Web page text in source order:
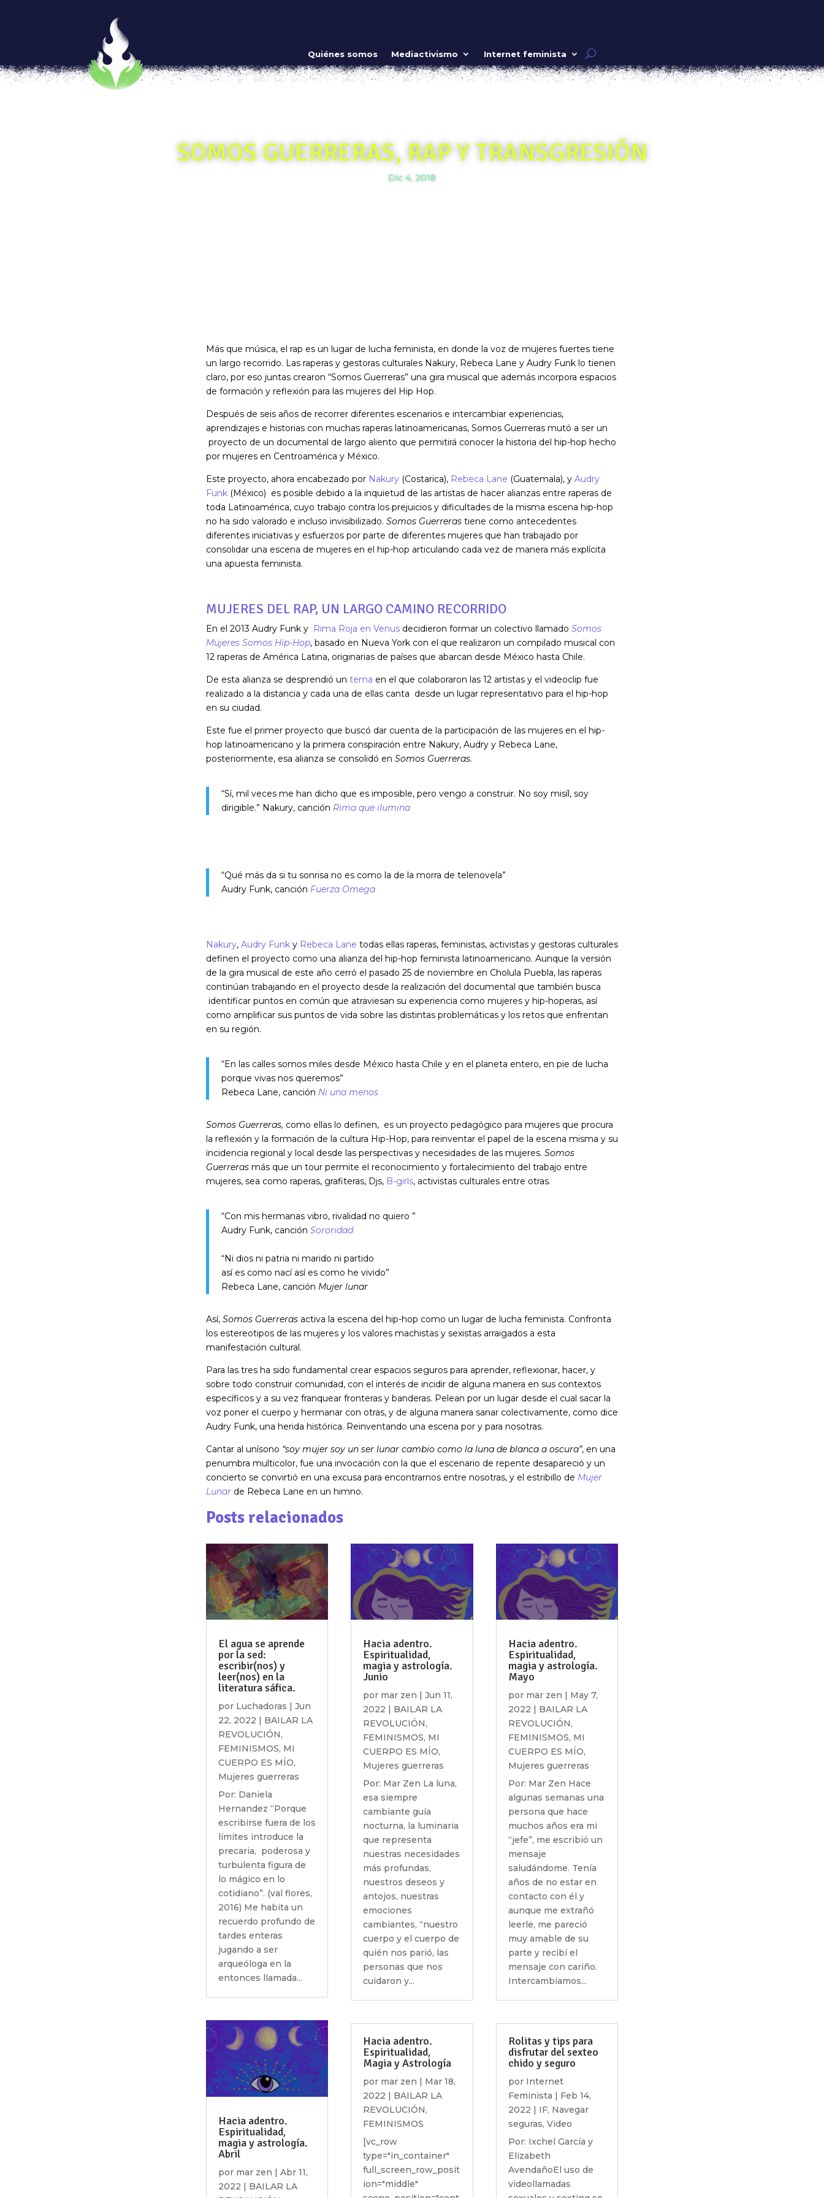
Quiénes somos Mediactivismo Internet feminista
SOMOS GUERRERAS, RAP Y TRANSGRESIÓN
Dic 4, 2018
Más que música, el rap es un lugar de lucha feminista, en donde la voz de mujeres fuertes tiene
un largo recorrido. Las raperas y gestoras culturales Nakury, Rebeca Lane y Audry Funk lo tienen
claro, por eso juntas crearon “Somos Guerreras” una gira musical que además incorpora espacios
de formación y reflexión para las mujeres del Hip Hop.
Después de seis años de recorrer diferentes escenarios e intercambiar experiencias,
aprendizajes e historias con muchas raperas latinoamericanas, Somos Guerreras mutó a ser un
proyecto de un documental de largo aliento que permitirá conocer la historia del hip-hop hecho
por mujeres en Centroamérica y México.
Este proyecto, ahora encabezado por Nakury (Costarica), Rebeca Lane (Guatemala), y Audry
Funk (México) es posible debido a la inquietud de las artistas de hacer alianzas entre raperas de
toda Latinoamérica, cuyo trabajo contra los prejuicios y dificultades de la misma escena hip-hop
no ha sido valorado e incluso invisibilizado. Somos Guerreras tiene como antecedentes
diferentes iniciativas y esfuerzos por parte de diferentes mujeres que han trabajado por
consolidar una escena de mujeres en el hip-hop articulando cada vez de manera más explícita
una apuesta feminista.
MUJERES DEL RAP, UN LARGO CAMINO RECORRIDO
En el 2013 Audry Funk y Rima Roja en Venus decidieron formar un colectivo llamado Somos
Mujeres Somos Hip-Hop, basado en Nueva York con el que realizaron un compilado musical con
12 raperas de América Latina, originarias de países que abarcan desde México hasta Chile.
De esta alianza se desprendió un tema en el que colaboraron las 12 artistas y el videoclip fue
realizado a la distancia y cada una de ellas canta desde un lugar representativo para el hip-hop
en su ciudad.
Este fue el primer proyecto que buscó dar cuenta de la participación de las mujeres en el hip-
hop latinoamericano y la primera conspiración entre Nakury, Audry y Rebeca Lane,
posteriormente, esa alianza se consolidó en Somos Guerreras.
“Sí, mil veces me han dicho que es imposible, pero vengo a construir. No soy misíl, soy
dirigible.” Nakury, canción Rima que ilumina
“Qué más da si tu sonrisa no es como la de la morra de telenovela”
Audry Funk, canción Fuerza Omega
Nakury, Audry Funk y Rebeca Lane todas ellas raperas, feministas, activistas y gestoras culturales
definen el proyecto como una alianza del hip-hop feminista latinoamericano. Aunque la versión
de la gira musical de este año cerró el pasado 25 de noviembre en Cholula Puebla, las raperas
continúan trabajando en el proyecto desde la realización del documental que también busca
identificar puntos en común que atraviesan su experiencia como mujeres y hip-hoperas, así
como amplificar sus puntos de vida sobre las distintas problemáticas y los retos que enfrentan
en su región.
“En las calles somos miles desde México hasta Chile y en el planeta entero, en pie de lucha
porque vivas nos queremos”
Rebeca Lane, canción Ni una menos
Somos Guerreras, como ellas lo definen, es un proyecto pedagógico para mujeres que procura
la reflexión y la formación de la cultura Hip-Hop, para reinventar el papel de la escena misma y su
incidencia regional y local desde las perspectivas y necesidades de las mujeres. Somos
Guerreras más que un tour permite el reconocimiento y fortalecimiento del trabajo entre
mujeres, sea como raperas, grafiteras, Djs, B-girls, activistas culturales entre otras.
“Con mis hermanas vibro, rivalidad no quiero ”
Audry Funk, canción Sororidad
“Ni dios ni patria ni marido ni partido
así es como nací así es como he vivido”
Rebeca Lane, canción Mujer lunar
Así, Somos Guerreras activa la escena del hip-hop como un lugar de lucha feminista. Confronta
los estereotipos de las mujeres y los valores machistas y sexistas arraigados a esta
manifestación cultural.
Para las tres ha sido fundamental crear espacios seguros para aprender, reflexionar, hacer, y
sobre todo construir comunidad, con el interés de incidir de alguna manera en sus contextos
específicos y a su vez franquear fronteras y banderas. Pelean por un lugar desde el cual sacar la
voz poner el cuerpo y hermanar con otras, y de alguna manera sanar colectivamente, como dice
Audry Funk, una herida histórica. Reinventando una escena por y para nosotras.
Cantar al unísono “soy mujer soy un ser lunar cambio como la luna de blanca a oscura”, en una
penumbra multicolor, fue una invocación con la que el escenario de repente desapareció y un
concierto se convirtió en una excusa para encontrarnos entre nosotras, y el estribillo de Mujer
Lunar de Rebeca Lane en un himno.
Posts relacionados
El agua se aprende
por la sed:
escribir(nos) y
leer(nos) en la
literatura sáfica.
por Luchadoras
Jun
22, 2022
BAILAR LA
REVOLUCIÓN,
FEMINISMOS, MI
CUERPO ES MÍO,
Mujeres guerreras
Por: Daniela
Hernandez “Porque
escribirse fuera de los
límites introduce la
precaria, poderosa y
turbulenta figura de
lo mágico en lo
cotidiano”. (val flores,
2016) Me habita un
recuerdo profundo de
tardes enteras
jugando a ser
arqueóloga en la
entonces llamada...
Hacia adentro.
Espiritualidad,
magia y astrología.
Abril
por mar zen | Abr 11,
2022 | BAILAR LA
Hacia adentro.
Espiritualidad,
magia y astrología.
Junio
por mar zen |Jun 11,
2022
BAILAR LA
REVOLUCIÓN,
FEMINISMOS, MI
CUERPO ES MÍO,
Mujeres guerreras
Por: Mar Zen La luna,
esa siempre
cambiante guía
nocturna, la luminaria
que representa
nuestras necesidades
más profundas,
nuestros deseos y
antojos, nuestras
emociones
cambiantes, “nuestro
cuerpo y el cuerpo de
quién nos parió, las
personas que nos
cuidaron y...
Hacia adentro.
Espiritualidad,
Magia y Astrología
por mar zen
Mar 18,
2022
BAILAR LA
REVOLUCIÓN,
FEMINISMOS
[vc_row
type="in_container"
full_screen_row_posit
ion="middle"
Hacia adentro.
Espiritualidad,
magia y astrología.
Mayo
por mar zen
May 7,
2022
BAILAR LA
REVOLUCIÓN,
FEMINISMOS, MI
CUERPO ES MÍO,
Mujeres guerreras
Por: Mar Zen Hace
algunas semanas una
persona que hace
muchos años era mi
“jefe”, me escribió un
mensaje
saludándome. Tenía
años de no estar en
contacto con él y
aunque me extrañó
leerle, me pareció
muy amable de su
parte y recibí el
mensaje con cariño.
Intercambiamos...
Rolitas y tips para
disfrutar del sexteo
chido y seguro
por Internet
Feminista
Feb 14,
2022
IF, Navegar
seguras, Video
Por: Ixchel García y
Elizabeth
AvendañoEl uso de
videollamadas